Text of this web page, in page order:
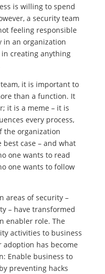
is willing to spend
a security team
feeling responsible
in an organization
creating anything
it is important to
than a function. It
it is a meme – it is
every process,
the organization
case – and what
one wants to read
one wants to follow
areas of security –
– have transformed
enabler role. The
activities to business
has become
Enable business to
preventing hacks